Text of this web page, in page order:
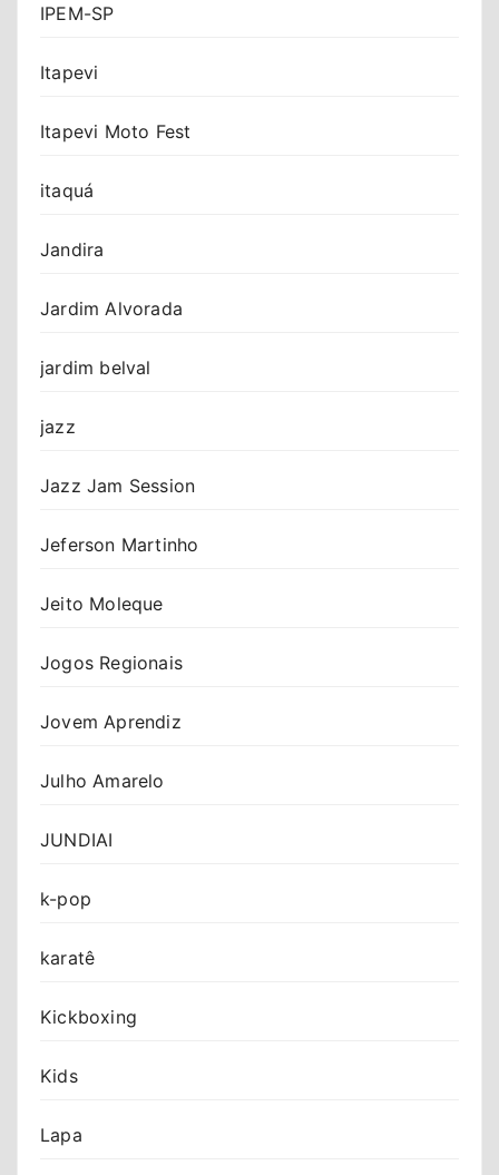
IPEM-SP
Itapevi
Itapevi Moto Fest
itaquá
Jandira
Jardim Alvorada
jardim belval
jazz
Jazz Jam Session
Jeferson Martinho
Jeito Moleque
Jogos Regionais
Jovem Aprendiz
Julho Amarelo
JUNDIAI
k-pop
karatê
Kickboxing
Kids
Lapa